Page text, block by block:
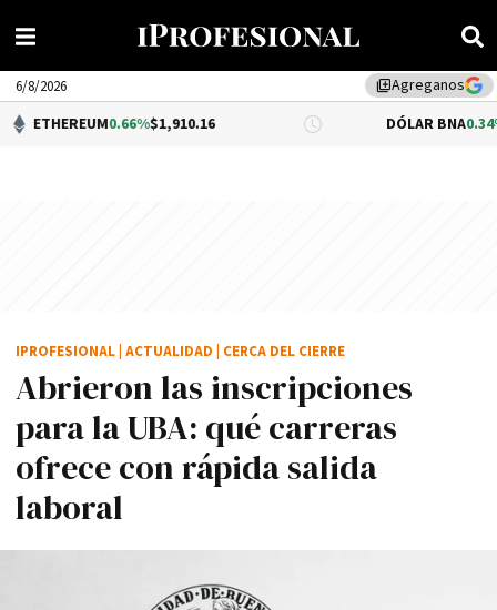
library_addAgreganos
6/8/2026
0.66%$1,910.16 DÓLAR BNA 0.34%$1,520.00
Abrieron las inscripciones
para la UBA: qué carreras
ofrece con rápida salida
laboral
IPROFESIONAL ACTUALIDAD CERCA DEL CIERRE